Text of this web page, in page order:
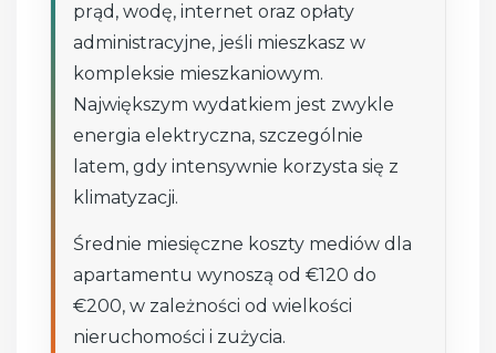
prąd, wodę, internet oraz opłaty
administracyjne, jeśli mieszkasz w
kompleksie mieszkaniowym.
Największym wydatkiem jest zwykle
energia elektryczna, szczególnie
latem, gdy intensywnie korzysta się z
klimatyzacji.
Średnie miesięczne koszty mediów dla
apartamentu wynoszą od €120 do
€200, w zależności od wielkości
nieruchomości i zużycia.